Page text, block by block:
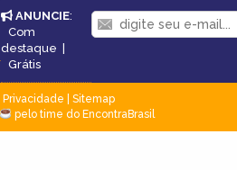
ANUNCIE:
Com
destaque
Grátis
Privacidade
Sitemap
pelo time do EncontraBrasil